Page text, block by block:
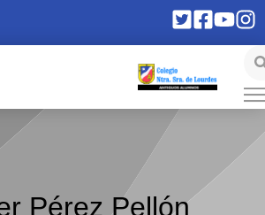
Pérez Pellón